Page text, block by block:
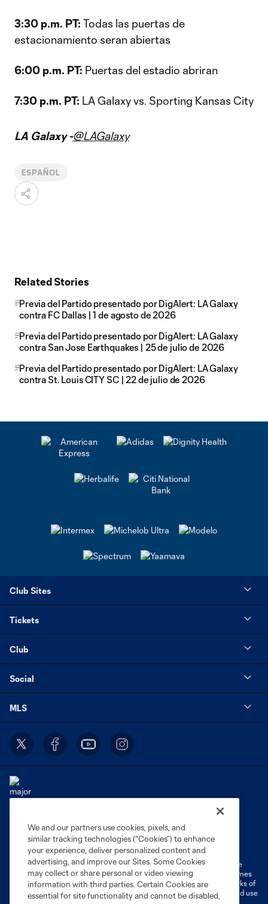
3:30 p.m. PT: Todas las puertas de
estacionamiento seran abiertas
6:00 p.m. PT: Puertas del estadio abriran
7:30 p.m. PT: LA Galaxy vs. Sporting Kansas City
LA Galaxy -@LAGalaxy
ESPAÑOL
Related Stories
Previa del Partido presentado por DigAlert: LA Galaxy
contra FC Dallas | 1 de agosto de 2026
Previa del Partido presentado por DigAlert: LA Galaxy
contra San Jose Earthquakes | 25 de julio de 2026
Previa del Partido presentado por DigAlert: LA Galaxy
contra St. Louis CITY SC | 22 de julio de 2026
Club Sites
Tickets
Club
Social
MLS
Terms of Service
Privacy Policy
Do Not Sell or Share My Personal Information
Cookies Settings
©2026 MLS. The Major League Soccer and MLS name and shield are
registered trademarks of Major League Soccer, L.L.C. (“MLS”). The names
and logos of MLS teams are registered and/or common law trademarks of
MLS or are used with the permission of their owners. Any unauthorized use
We and our partners use cookies, pixels, and
similar tracking technologies (“Cookies”) to enhance
your experience, deliver personalized content and
advertising, and improve our Sites. Some Cookies
may collect or share personal or video viewing
information with third parties. Certain Cookies are
essential for site functionality and cannot be disabled,